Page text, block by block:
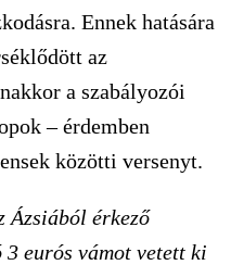
Ennek hatására
az
a szabályozói
– érdemben
közötti versenyt.
Ázsiából érkező
eurós vámot vetett ki